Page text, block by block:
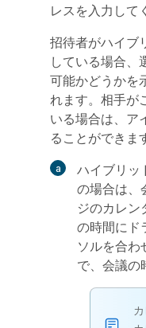
レスを入力して
招待者がハイブ
している場合、
可能かどうかを
れます。相手が
いる場合は、ア
ることができま
ハイブリッ
の場合は、
ジのカレン
の時間にド
ソルを合わ
で、会議の